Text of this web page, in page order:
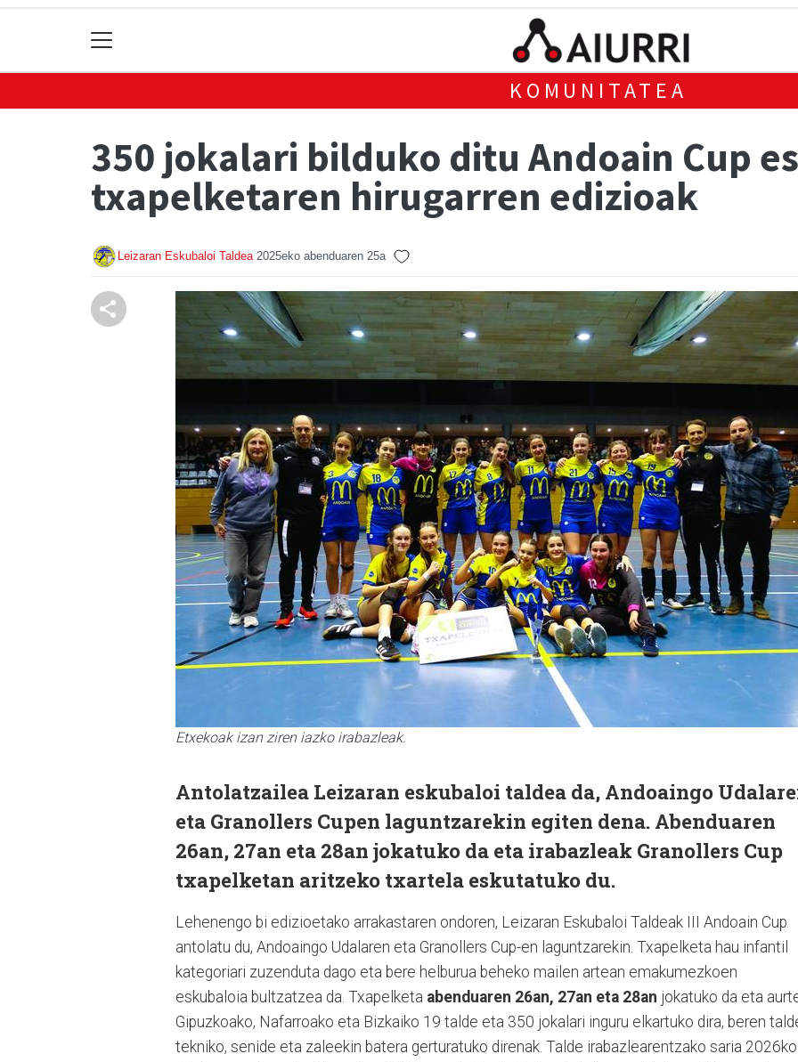
KOMUNITATEA
350 jokalari bilduko ditu Andoain Cup
txapelketaren hirugarren edizioak
Leizaran Eskubaloi Taldea 2025eko abenduaren 25a
Etxekoak izan ziren iazko irabazleak.
Antolatzailea Leizaran eskubaloi taldea da, Andoaingo
eta Granollers Cupen laguntzarekin egiten dena. Abenduaren
26an, 27an eta 28an jokatuko da eta irabazleak Granollers Cup
txapelketan aritzeko txartela eskutatuko du.
Lehenengo bi edizioetako arrakastaren ondoren, Leizaran Eskubaloi Taldeak III Andoain Cup
antolatu du, Andoaingo Udalaren eta Granollers Cup-en laguntzarekin. Txapelketa hau infantil
kategoriari zuzenduta dago eta bere helburua beheko mailen artean emakumezkoen
eskubaloia bultzatzea da. Txapelketa abenduaren 26an, 27an eta 28an jokatuko da eta
Gipuzkoako, Nafarroako eta Bizkaiko 19 talde eta 350 jokalari inguru elkartuko dira, beren
tekniko, senide eta zaleekin batera gerturatuko direnak. Talde irabazlearentzako saria 2026ko